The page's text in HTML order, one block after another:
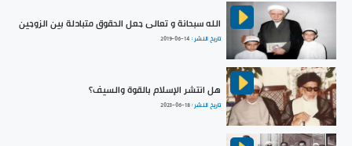
الله سبحانة و تعالى جعل الحقوق متبادلة بين الزوجين
تاريخ النشر : 2019-06-14
هل انتشر الإسلام بالقوة والسيف؟
تاريخ النشر :2023-06-18